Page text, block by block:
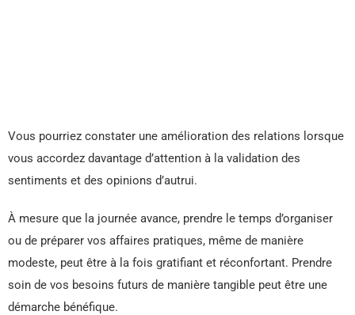
Vous pourriez constater une amélioration des relations lorsque
vous accordez davantage d’attention à la validation des
sentiments et des opinions d’autrui.
À mesure que la journée avance, prendre le temps d’organiser
ou de préparer vos affaires pratiques, même de manière
modeste, peut être à la fois gratifiant et réconfortant. Prendre
soin de vos besoins futurs de manière tangible peut être une
démarche bénéfique.